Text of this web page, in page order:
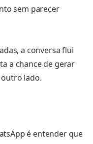
sem parecer
a conversa flui
a chance de gerar
lado.
é entender que